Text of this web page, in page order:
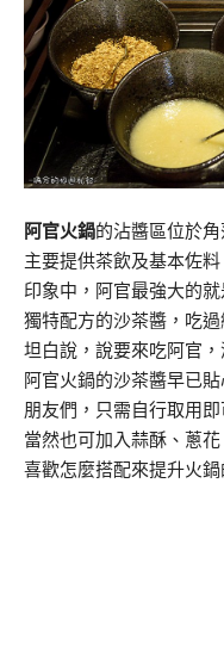
阿官火鍋的沾醬區位於角
主要提供茶飲及基本佐料
印象中，阿官最強大的
獨特配方的沙茶醬，吃
坦白說，說要來吃阿官
阿官火鍋的沙茶醬早已
朋友們，只需自行取用
當然也可加入蒜酥、蔥
喜歡怎麼搭配來提升火